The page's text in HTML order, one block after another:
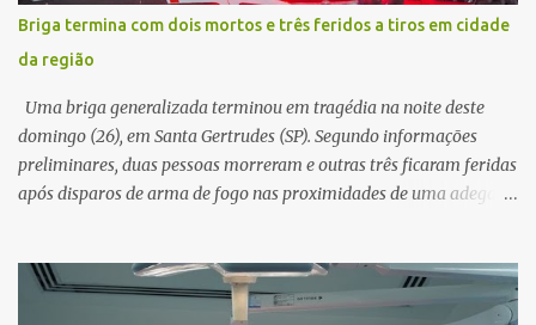
concluir a suposta atualização cadastral. Após realizar o
procedimento, a conta bancária ficou bloqueada por algumas
horas. Sem conseguir acessar o sistema, a vítima tentou
novamente contato com o suposto gerente, mas não obteve
resposta. Na segunda-fe...
Briga termina com dois mortos e três feridos a tiros em cidade
da região
Uma briga generalizada terminou em tragédia na noite deste
domingo (26), em Santa Gertrudes (SP). Segundo informações
preliminares, duas pessoas morreram e outras três ficaram feridas
após disparos de arma de fogo nas proximidades de uma adega. O
começado dentro do estabelecimento e se estendido para a área
externa, quando dois homens armados passaram a efetuar